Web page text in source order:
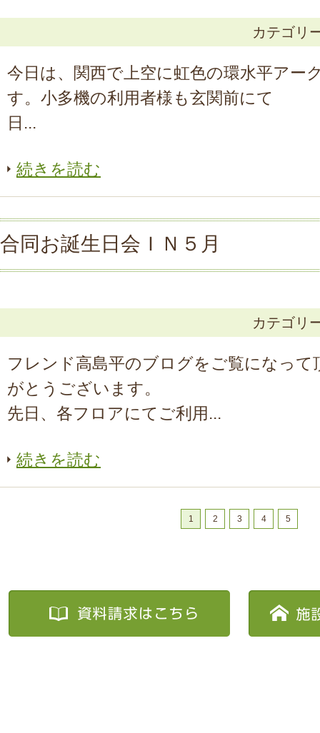
カテゴリ
今日は、関西で上空に虹色の環水平アー
す。小多機の利用者様も玄関前にて
日...
続きを読む
合同お誕生日会ＩＮ５月
カテゴリ
フレンド高島平のブログをご覧になって
がとうございます。
先日、各フロアにてご利用...
続きを読む
1 2 3 4 5